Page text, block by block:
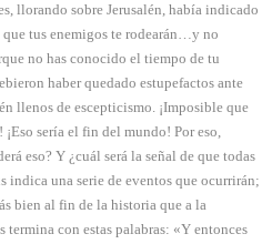
llorando sobre Jerusalén, había indicado
tus enemigos te rodearán…y no
no has conocido el tiempo de tu
haber quedado estupefactos ante
llenos de escepticismo. ¡Imposible que
sería el fin del mundo! Por eso,
eso? Y ¿cuál será la señal de que todas
indica una serie de eventos que ocurrirán;
bien al fin de la historia que a la
termina con estas palabras: «Y entonces